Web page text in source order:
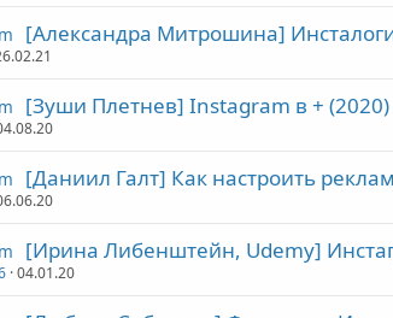
[Александра Митрошина]
[Зуши Плетнев] Instagram в + (2020)
[Даниил Галт] Как настроить
[Ирина Либенштейн, Udemy]
04.01.20